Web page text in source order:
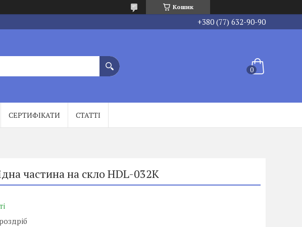
Кошик
+380 (77) 632-90-90
СЕРТИФІКАТИ СТАТТІ
частина на скло HDL-032K